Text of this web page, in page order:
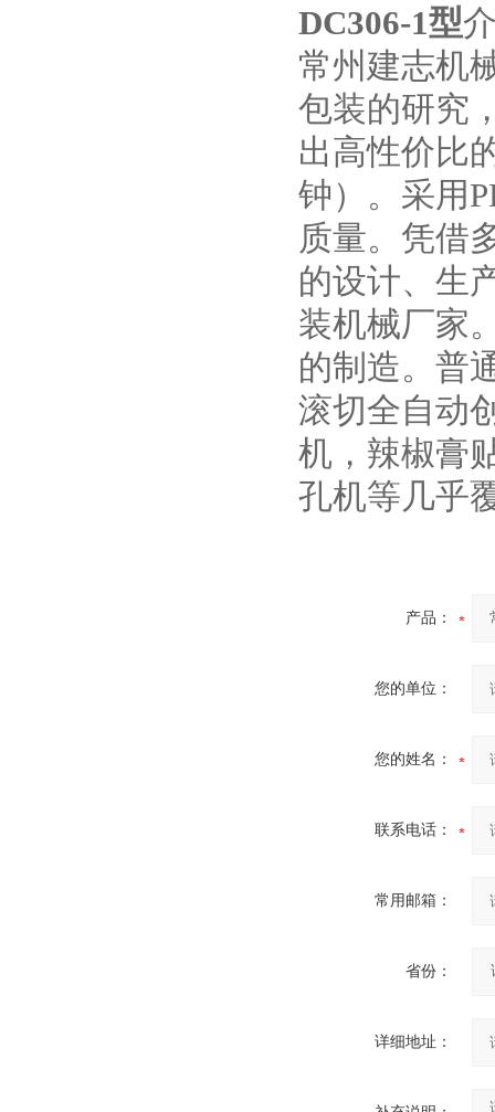
DC306-1型
常州建志机
包装的研究
出高性价比
钟）。采用
质量。凭借
的设计、生
装机械厂家
的制造。普
滚切全自动
机，辣椒膏
孔机等几乎
产品：
您的单位：
您的姓名：
联系电话：
常用邮箱：
省份：
详细地址：